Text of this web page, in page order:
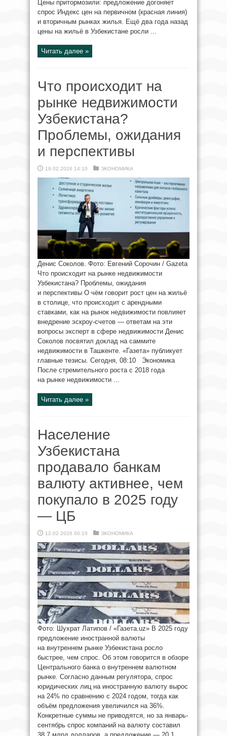
Цены притормозили: предложение догоняет
спрос Индекс цен на первичном (красная линия)
и вторичным рынках жилья. Ещё два года назад
цены на жильё в Узбекистане росли ...
Читать далее »
Что происходит на
рынке недвижимости
Узбекистана?
Проблемы, ожидания
и перспективы
19.02.2026 14:10 ЭКОНОМИКА
Денис Соколов. Фото: Евгений Сорочин / Gazeta
Что происходит на рынке недвижимости
Узбекистана? Проблемы, ожидания
и перспективы О чём говорит рост цен на жильё
в столице, что происходит с арендными
ставками, как на рынок недвижимости повлияет
внедрение эскроу-счетов — ответам на эти
вопросы эксперт в сфере недвижимости Денис
Соколов посвятил доклад на саммите
недвижимости в Ташкенте. «Газета» публикует
главные тезисы. Сегодня, 08:10 Экономика
После стремительного роста с 2018 года
на рынке недвижимости ...
Читать далее »
Население
Узбекистана
продавало банкам
валюту активнее, чем
покупало в 2025 году
— ЦБ
12.02.2026 00:10 ЭКОНОМИКА
Фото: Шухрат Латипов / «Газета.uz» В 2025 году
предложение иностранной валюты
на внутреннем рынке Узбекистана росло
быстрее, чем спрос. Об этом говорится в обзоре
Центрального банка о внутреннем валютном
рынке. Согласно данным регулятора, спрос
юридических лиц на иностранную валюту вырос
на 24% по сравнению с 2024 годом, тогда как
объём предложения увеличился на 36%.
Конкретные суммы не приводятся, но за январь-
сентябрь спрос компаний на валюту составил